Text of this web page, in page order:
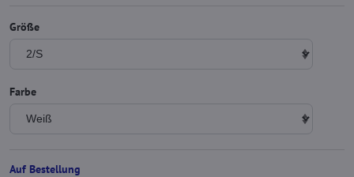
Größe
Farbe
Auf Bestellung